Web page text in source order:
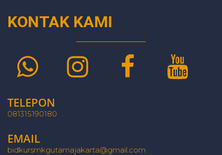
KONTAK KAMI
TELEPON
081315190180
EMAIL
bidkursmkgutamajakarta@gmail.com